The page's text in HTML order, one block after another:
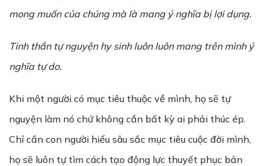
mong muốn của chúng mà là mang ý nghĩa bị lợi dụng.
Tinh thần tự nguyện hy sinh luôn luôn mang trên mình ý
nghĩa tự do.
Khi một người có mục tiêu thuộc về mình, họ sẽ tự
nguyện làm nó chứ không cần bất kỳ ai phải thúc ép.
Chỉ cần con người hiểu sâu sắc mục tiêu cuộc đời mình,
họ sẽ luôn tự tìm cách tạo động lực thuyết phục bản